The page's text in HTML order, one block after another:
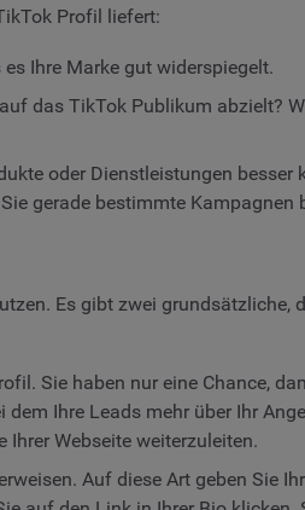
Profil liefert:
Ihre Marke gut widerspiegelt.
das TikTok Publikum abzielt?
oder Dienstleistungen besser
gerade bestimmte Kampagnen
Es gibt zwei grundsätzliche,
Sie haben nur eine Chance,
Ihre Leads mehr über Ihr
Webseite weiterzuleiten.
Auf diese Art geben Sie